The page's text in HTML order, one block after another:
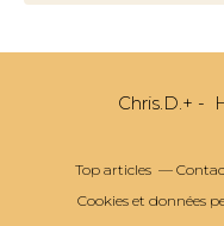
Chris.D.+ -
Top articles
Cookies et données